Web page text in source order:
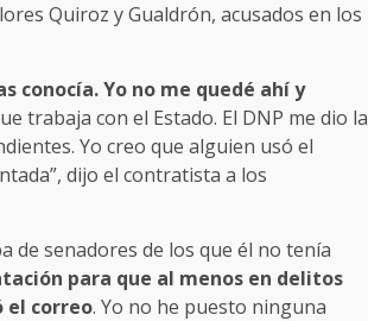
Quiroz y Gualdrón, acusados en los
conocía. Yo no me quedé ahí y
trabaja con el Estado. El DNP me dio la
Yo creo que alguien usó el
dijo el contratista a los
de senadores de los que él no tenía
para que al menos en delitos
el correo. Yo no he puesto ninguna